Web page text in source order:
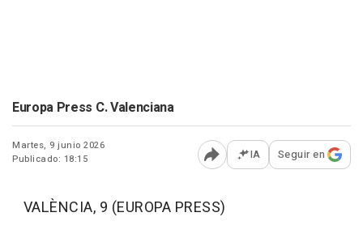
Europa Press C. Valenciana
Martes, 9 junio 2026
Publicado: 18:15
Abrir opciones para
IA Seguir en
VALÈNCIA, 9 (EUROPA PRESS)